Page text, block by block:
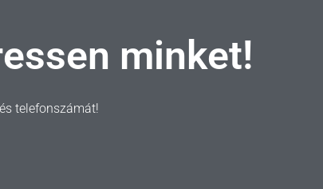
minket!
telefonszámát!